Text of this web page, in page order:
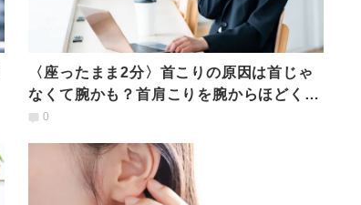
〈座ったまま2分〉首こりの原因は首じゃ
なくて腕かも？首肩こりを腕からほどく座
ってできるセルフケア
0